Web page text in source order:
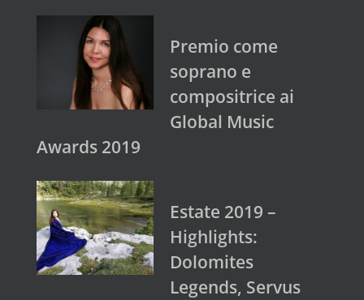
Premio come
soprano e
compositrice ai
Global Music
Awards 2019
Estate 2019 –
Highlights:
Dolomites
Legends, Servus